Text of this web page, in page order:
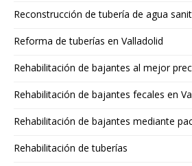
Reconstrucción de tubería de agua
Reforma de tuberías en Valladolid
Rehabilitación de bajantes al mejor
Rehabilitación de bajantes fecales en
Rehabilitación de bajantes mediante
Rehabilitación de tuberías